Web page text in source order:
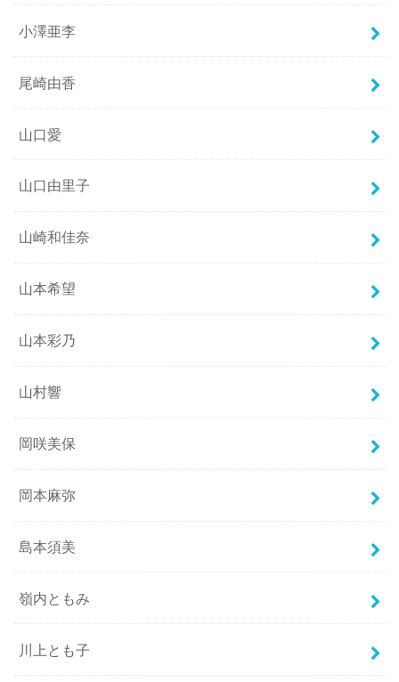
小澤亜李
尾崎由香
山口愛
山口由里子
山崎和佳奈
山本希望
山本彩乃
山村響
岡咲美保
岡本麻弥
島本須美
嶺内ともみ
川上とも子